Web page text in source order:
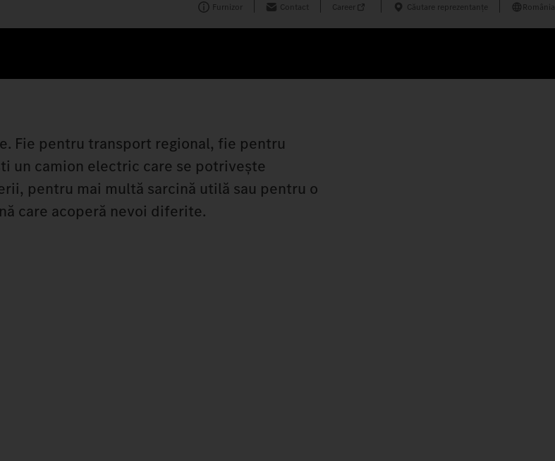
Furnizor Contact Career Căutare reprezentanțe România
Fie pentru transport regional, fie pentru
un camion electric care se potrivește
pentru mai multă sarcină utilă sau pentru o
care acoperă nevoi diferite.